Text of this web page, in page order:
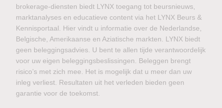
brokerage-diensten biedt LYNX toegang tot beursnieuws,
marktanalyses en educatieve content via het LYNX Beurs &
Kennisportaal. Hier vindt u informatie over de Nederlandse,
Belgische, Amerikaanse en Aziatische markten. LYNX biedt
geen beleggingsadvies. U bent te allen tijde verantwoordelijk
voor uw eigen beleggingsbeslissingen. Beleggen brengt
risico’s met zich mee. Het is mogelijk dat u meer dan uw
inleg verliest. Resultaten uit het verleden bieden geen
garantie voor de toekomst.